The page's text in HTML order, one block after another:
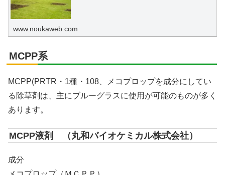
www.noukaweb.com
MCPP系
MCPP(PRTR・1種・108、メコプロップを成分にしてい
る除草剤は、主にブルーグラスに使用が可能のものが多く
あります。
MCPP液剤 （丸和バイオケミカル株式会社）
成分